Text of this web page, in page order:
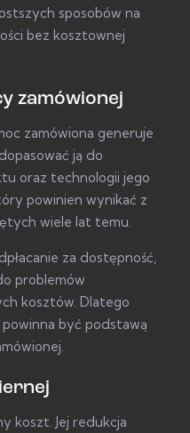
sposobów na
bez kosztownej
zamówionej
zamówiona generuje
ją do
oraz technologii jego
powinien wynikać z
wiele lat temu.
za dostępność,
problemów
kosztów. Dlatego
być podstawą
koszt. Jej redukcja